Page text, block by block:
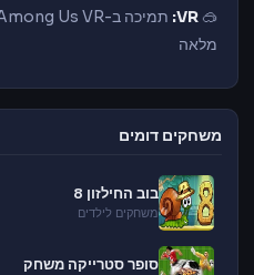
🥽
VR:
מלאה
משחקים דומים
בוב החילזון 8
משחקים לילדים
סופר סטרייקה משחק